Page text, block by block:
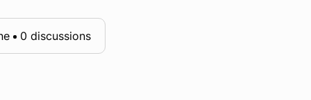
0 discussions